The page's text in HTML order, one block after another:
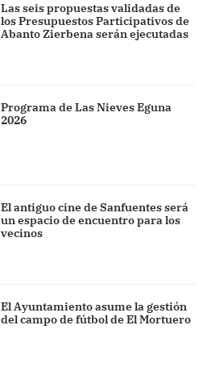
Las seis propuestas validadas de
los Presupuestos Participativos de
Abanto Zierbena serán ejecutadas
Programa de Las Nieves Eguna
2026
El antiguo cine de Sanfuentes será
un espacio de encuentro para los
vecinos
El Ayuntamiento asume la gestión
del campo de fútbol de El Mortuero